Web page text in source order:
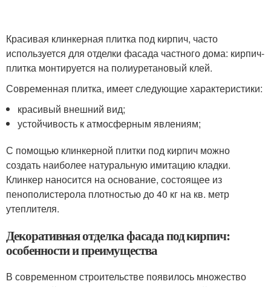
Красивая клинкерная плитка под кирпич, часто
используется для отделки фасада частного дома: кирпич-
плитка монтируется на полиуретановый клей.
Современная плитка, имеет следующие характеристики:
красивый внешний вид;
устойчивость к атмосферным явлениям;
С помощью клинкерной плитки под кирпич можно
создать наиболее натуральную имитацию кладки.
Клинкер наносится на основание, состоящее из
пенополистерола плотностью до 40 кг на кв. метр
утеплителя.
Декоративная отделка фасада под кирпич:
особенности и преимущества
В современном строительстве появилось множество